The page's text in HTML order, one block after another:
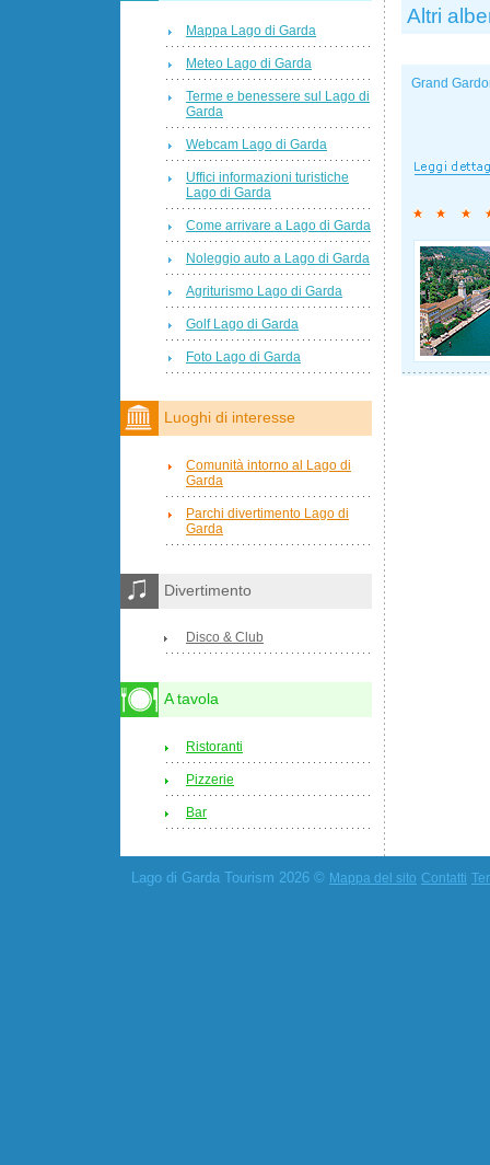
Altri
Grand
Mappa Lago di Garda
Meteo Lago di Garda
Terme e benessere sul Lago di
Garda
Webcam Lago di Garda
Uffici informazioni turistiche
Lago di Garda
Come arrivare a Lago di Garda
Noleggio auto a Lago di Garda
Agriturismo Lago di Garda
Golf Lago di Garda
Foto Lago di Garda
Luoghi di interesse
Comunità intorno al Lago di
Garda
Parchi divertimento Lago di
Garda
Divertimento
Disco & Club
A tavola
Ristoranti
Pizzerie
Bar
Lago di Garda Tourism 2026 © Mappa del sito Contatti